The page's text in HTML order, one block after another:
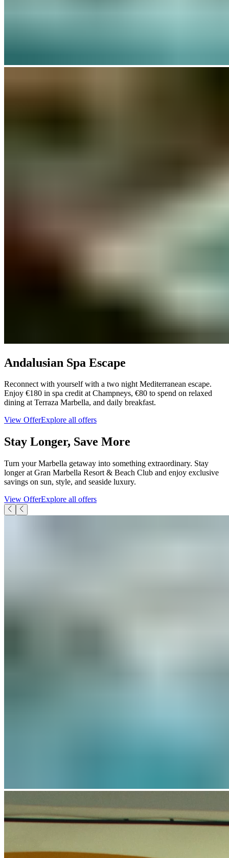
Andalusian Spa Escape​​​​‌ ‍ ​‍​‍‌‍ ‌ ​‍‌‍‍‌‌‍‌ ‌‍‍‌‌‍ ‍​‍​‍​ ‍‍​‍​‍‌ ​ ‌‍​‌‌‍ ‍‌‍‍‌‌ ‌​‌ ‍‌​‍ ‍‌‍‍‌‌‍ ​‍​‍​‍ ​​‍​‍‌‍‍​‌ ​‍‌‍‌‌‌‍‌‍​‍​‍​ ‍‍​‍​‍‌‍‍​‌ ‌​‌ ‌​‌ ​​‌ ​ ​ ‍‍​‍ ​‍ ‌‍ ​​‍ ‌‌‍​‌‌‍ ‍‌‍‌​​‍ ‌‌ ​‍​‍ ‌‌‍‍​‌‍ ‌ ‌​‌‍‌‌‌‍ ​‌ ​ ​‍ ‌‌ ​ ‌ ‌​‌ ‌‌‌‍‌​‌‍‍‌‌‍ ​‍ ‍‌ ‌‍‌‍‌‌‌ ​‍‌‍​ ‌‍‌‌‌‍ ​​‍ ‍‌‍​‌‌ ​​‌ ​​​‍ ‌‍‍‌‌‍ ‍‌ ‌​‌‍‌‌‌‍ ‍‌ ‌​​‍ ‌‍‌‌‌‍‌​‌‍‍‌‌ ‌​​‍ ‌‍ ‌‌‍ ‌‍‌​‌‍‌‌​ ‌‌ ​​‌ ​‍‌‍‌‌‌ ​ ‌‍‌‌‌‍ ‍‌ ‌​‌‍​‌‌ ‌​‌‍‍‌‌‍ ‌‍ ‍​ ‍ ‌‍‍‌‌‍‌​​ ‌‌‍​ ​ ‌ ​ ​ ​ ​‌​ ‍‌‌‍​‍‌‍​‌​ ‌‍​‍ ‌​ ‌‌​ ‌‍​ ‌ ‌‍​ ​‍ ‌​ ‌​​ ‌ ​ ‌‍‌‍​‌​‍ ‌​ ‍‌‌‍​‍​ ​‍​ ‌‌​‍ ‌‌‍‌‍​ ‍‌‌‍​‌​ ‍​​ ​‌​ ​‌​ ‍​​ ‍‌​ ‌‌​ ​‍​ ‌ ​ ‍‌​ ‍ ‌ ‌​‌ ‍‌‌ ​​‌‍‌‌​ ‌‌‍‍​‌‍ ‌ ‌​‌‍‌‌‌‍ ​‌‌​‍‌‍ ‌‍ ‌‍ ‌‌‌​ ‌ ‌‌‌‍‍‌‌ ‌​‌‍‌‌​ ‍ ‌ ​​‌‍​‌‌ ‌​‌‍‍​​ ‌‌ ​​‌‍​‌‌‍‌ ‌‍‌‌‌​​‍‌ ‌‌‌‍‍‌‌‍ ​‌‍‌​‌‍‌‌‌ ​‍​‍‌‌​ ‌‌‌​​‍‌‌ ‌‍‍ ‌‍‌‌‌ ‍‌​‍‌‌​ ​ ‌​‌​​‍‌‌​ ​ ‌​‌​​‍‌‌​ ​‍​ ​‍‌‍​ ​ ‌‍‌‍​‌‌‍​‍​ ‌‍‌‍​ ‌‍​ ‌‍​‍​ ‍‌​ ‌​‌‍​‍​ ‌‍​‍‌‌​ ​‍​ ​‍​‍‌‌​ ‌‌‌​‌​​‍ ‍‌‍‌‌‌‍ ‍‌ ‌​‌ ​‍‌‍‍‌‌‍‌‌‌ ​ ​‍‌‌​ ‌‌‌​​‍‌‌ ‌‍‍ ‌‍‌‌‌ ‍‌​‍‌‌​ ​ ‌​‌​​‍‌‌​ ​ ‌​‌​​‍‌‌​ ​‍​ ​‍‌‍‌‌​ ‌​​ ​​​ ‍​​ ​‍​ ‍​​ ​‍‌‍​‌​ ‌ ​ ‌ ‌‍​‌​ ​ ​‍‌‌​ ​‍​ ​‍​‍‌‌​ ‌‌‌​‌​​‍ ‍‌‍‍​‌‍‌‌‌‍​‌‌‍‌​‌‍‍‌‌‍ ‍‌‍‌ ​ ‌‍​‍‌‍​‌‌ ​ ‌‍‌‌‌‌‌‌‌ ​‍‌‍ ​​ ‌‌‍‍​‌ ‌​‌ ‌​‌ ​​‌ ​ ​‍‌‌​ ​ ‌​​‌​‍‌‌​ ​‍‌​‌‍​‍‌‌​ ​‍‌​‌‍‌‍ ​​‍ ‌‌‍​‌‌‍ ‍‌‍‌​​‍ ‌‌ ​‍​‍ ‌‌‍‍​‌‍ ‌ ‌​‌‍‌‌‌‍ ​‌ ​ ​‍ ‌‌ ​ ‌ ‌​‌ ‌‌‌‍‌​‌‍‍‌‌‍ ​‍ ‍‌ ‌‍‌‍‌‌‌ ​‍‌‍​ ‌‍‌‌‌‍ ​​‍ ‍‌‍​‌‌ ​​‌ ​​​‍‌‍‌‍‍‌‌‍‌​​ ‌‌‍​ ​ ‌ ​ ​ ​ ​‌​ ‍‌‌‍​‍‌‍​‌​ ‌‍​‍ ‌​ ‌‌​ ‌‍​ ‌ ‌‍​ ​‍ ‌​ ‌​​ ‌ ​ ‌‍‌‍​‌​‍ ‌​ ‍‌‌‍​‍​ ​‍​ ‌‌​‍ ‌‌‍‌‍​ ‍‌‌‍​‌​ ‍​​ ​‌​ ​‌​ ‍​​ ‍‌​ ‌‌​ ​‍​ ‌ ​ ‍‌​‍‌‍‌ ‌​‌ ‍‌‌ ​​‌‍‌‌​ ‌‌‍‍​‌‍ ‌ ‌​‌‍‌‌‌‍ ​‌‌​‍‌‍ ‌‍ ‌‍ ‌‌‌​ ‌ ‌‌‌‍‍‌‌ ‌​‌‍‌‌​‍‌‍‌ ​​‌‍​‌‌ ‌​‌‍‍​​ ‌‌ ​​‌‍​‌‌‍‌ ‌‍‌‌‌​​‍‌ ‌‌‌‍‍‌‌‍ ​‌‍‌​‌‍‌‌‌ ​‍​‍‌‌​ ‌‌‌​​‍‌‌ ‌‍‍ ‌‍‌‌‌ ‍‌​‍‌‌​ ​ ‌​‌​​‍‌‌​ ​ ‌​‌​​‍‌‌​ ​‍​ ​‍‌‍​ ​ ‌‍‌‍​‌‌‍​‍​ ‌‍‌‍​ ‌‍​ ‌‍​‍​ ‍‌​ ‌​‌‍​‍​ ‌‍​‍‌‌​ ​‍​ ​‍​‍‌‌​ ‌‌‌​‌​​‍ ‍‌‍‌‌‌‍ ‍‌ ‌​‌ ​‍‌‍‍‌‌‍‌‌‌ ​ ​‍‌‌​ ‌‌‌​​‍‌‌ ‌‍‍ ‌‍‌‌‌ ‍‌​‍‌‌​ ​ ‌​‌​​‍‌‌​ ​ ‌​‌​​‍‌‌​ ​‍​ ​‍‌‍‌‌​ ‌​​ ​​​ ‍​​ ​‍​ ‍​​ ​‍‌‍​‌​ ‌ ​ ‌ ‌‍​‌​ ​ ​‍‌‌​ ​‍​ ​‍​‍‌‌​ ‌‌‌​‌​​‍ ‍‌‍‍​‌‍‌‌‌‍​‌‌‍‌​‌‍‍‌‌‍ ‍‌‍‌ ​‍‌‍‌ ​​‌‍‌‌‌ ​‍‌ ​ ‌ ​​‌‍‌‌‌‍​ ‌ ‌​‌‍‍‌‌ ‌‍‌‍‌‌​ ‌‌ ​​‌ ‌‌‌‍​‍‌‍ ​‌‍‍‌‌ ​ ‌‍‍​‌‍‌‌‌‍‌​​‍​‍‌ ‌
Reconnect with yourself with a two night Mediterranean escape.
Enjoy €180 in spa credit at Champneys, €80 to spend on relaxed
dining at Terraza Marbella, and daily breakfast.​​​​‌ ‍ ​‍​‍‌‍ ‌ ​‍‌‍‍‌‌‍‌ ‌‍‍‌‌‍ ‍​‍​‍​ ‍‍​‍​‍‌ ​ ‌‍​‌‌‍ ‍‌‍‍‌‌ ‌​‌ ‍‌​‍ ‍‌‍‍‌‌‍ ​‍​‍​‍ ​​‍​‍‌‍‍​‌ ​‍‌‍‌‌‌‍‌‍​‍​‍​ ‍‍​‍​‍‌‍‍​‌ ‌​‌ ‌​‌ ​​‌ ​ ​ ‍‍​‍ ​‍ ‌‍ ​​‍ ‌‌‍​‌‌‍ ‍‌‍‌​​‍ ‌‌ ​‍​‍ ‌‌‍‍​‌‍ ‌ ‌​‌‍‌‌‌‍ ​‌ ​ ​‍ ‌‌ ​ ‌ ‌​‌ ‌‌‌‍‌​‌‍‍‌‌‍ ​‍ ‍‌ ‌‍‌‍‌‌‌ ​‍‌‍​ ‌‍‌‌‌‍ ​​‍ ‍‌‍​‌‌ ​​‌ ​​​‍ ‌‍‍‌‌‍ ‍‌ ‌​‌‍‌‌‌‍ ‍‌ ‌​​‍ ‌‍‌‌‌‍‌​‌‍‍‌‌ ‌​​‍ ‌‍ ‌‌‍ ‌‍‌​‌‍‌‌​ ‌‌ ​​‌ ​‍‌‍‌‌‌ ​ ‌‍‌‌‌‍ ‍‌ ‌​‌‍​‌‌ ‌​‌‍‍‌‌‍ ‌‍ ‍​ ‍ ‌‍‍‌‌‍‌​​ ‌‌‍​ ​ ‌ ​ ​ ​ ​‌​ ‍‌‌‍​‍‌‍​‌​ ‌‍​‍ ‌​ ‌‌​ ‌‍​ ‌ ‌‍​ ​‍ ‌​ ‌​​ ‌ ​ ‌‍‌‍​‌​‍ ‌​ ‍‌‌‍​‍​ ​‍​ ‌‌​‍ ‌‌‍‌‍​ ‍‌‌‍​‌​ ‍​​ ​‌​ ​‌​ ‍​​ ‍‌​ ‌‌​ ​‍​ ‌ ​ ‍‌​ ‍ ‌ ‌​‌ ‍‌‌ ​​‌‍‌‌​ ‌‌‍‍​‌‍ ‌ ‌​‌‍‌‌‌‍ ​‌‌​‍‌‍ ‌‍ ‌‍ ‌‌‌​ ‌ ‌‌‌‍‍‌‌ ‌​‌‍‌‌​ ‍ ‌ ​​‌‍​‌‌ ‌​‌‍‍​​ ‌‌ ​​‌‍​‌‌‍‌ ‌‍‌‌‌​​‍‌ ‌‌‌‍‍‌‌‍ ​‌‍‌​‌‍‌‌‌ ​‍​‍‌‌​ ‌‌‌​​‍‌‌ ‌‍‍ ‌‍‌‌‌ ‍‌​‍‌‌​ ​ ‌​‌​​‍‌‌​ ​ ‌​‌​​‍‌‌​ ​‍​ ​‍‌‍​ ​ ‌‍‌‍​‌‌‍​‍​ ‌‍‌‍​ ‌‍​ ‌‍​‍​ ‍‌​ ‌​‌‍​‍​ ‌‍​‍‌‌​ ​‍​ ​‍​‍‌‌​ ‌‌‌​‌​​‍ ‍‌‍‌‌‌‍ ‍‌ ‌​‌ ​‍‌‍‍‌‌‍‌‌‌ ​ ​‍‌‌​ ‌‌‌​​‍‌‌ ‌‍‍ ‌‍‌‌‌ ‍‌​‍‌‌​ ​ ‌​‌​​‍‌‌​ ​ ‌​‌​​‍‌‌​ ​‍​ ​‍‌‍‌‌​ ‌​​ ​​​ ‍​​ ​‍​ ‍​​ ​‍‌‍​‌​ ‌ ​ ‌ ‌‍​‌​ ​ ​‍‌‌​ ​‍​ ​‍​‍‌‌​ ‌‌‌​‌​​‍ ‍‌‍​‍‌‍ ‌‍‌​‌ ‍‌​ ‌‍​‍‌‍​‌‌ ​ ‌‍‌‌‌‌‌‌‌ ​‍‌‍ ​​ ‌‌‍‍​‌ ‌​‌ ‌​‌ ​​‌ ​ ​‍‌‌​ ​ ‌​​‌​‍‌‌​ ​‍‌​‌‍​‍‌‌​ ​‍‌​‌‍‌‍ ​​‍ ‌‌‍​‌‌‍ ‍‌‍‌​​‍ ‌‌ ​‍​‍ ‌‌‍‍​‌‍ ‌ ‌​‌‍‌‌‌‍ ​‌ ​ ​‍ ‌‌ ​ ‌ ‌​‌ ‌‌‌‍‌​‌‍‍‌‌‍ ​‍ ‍‌ ‌‍‌‍‌‌‌ ​‍‌‍​ ‌‍‌‌‌‍ ​​‍ ‍‌‍​‌‌ ​​‌ ​​​‍‌‍‌‍‍‌‌‍‌​​ ‌‌‍​ ​ ‌ ​ ​ ​ ​‌​ ‍‌‌‍​‍‌‍​‌​ ‌‍​‍ ‌​ ‌‌​ ‌‍​ ‌ ‌‍​ ​‍ ‌​ ‌​​ ‌ ​ ‌‍‌‍​‌​‍ ‌​ ‍‌‌‍​‍​ ​‍​ ‌‌​‍ ‌‌‍‌‍​ ‍‌‌‍​‌​ ‍​​ ​‌​ ​‌​ ‍​​ ‍‌​ ‌‌​ ​‍​ ‌ ​ ‍‌​‍‌‍‌ ‌​‌ ‍‌‌ ​​‌‍‌‌​ ‌‌‍‍​‌‍ ‌ ‌​‌‍‌‌‌‍ ​‌‌​‍‌‍ ‌‍ ‌‍ ‌‌‌​ ‌ ‌‌‌‍‍‌‌ ‌​‌‍‌‌​‍‌‍‌ ​​‌‍​‌‌ ‌​‌‍‍​​ ‌‌ ​​‌‍​‌‌‍‌ ‌‍‌‌‌​​‍‌ ‌‌‌‍‍‌‌‍ ​‌‍‌​‌‍‌‌‌ ​‍​‍‌‌​ ‌‌‌​​‍‌‌ ‌‍‍ ‌‍‌‌‌ ‍‌​‍‌‌​ ​ ‌​‌​​‍‌‌​ ​ ‌​‌​​‍‌‌​ ​‍​ ​‍‌‍​ ​ ‌‍‌‍​‌‌‍​‍​ ‌‍‌‍​ ‌‍​ ‌‍​‍​ ‍‌​ ‌​‌‍​‍​ ‌‍​‍‌‌​ ​‍​ ​‍​‍‌‌​ ‌‌‌​‌​​‍ ‍‌‍‌‌‌‍ ‍‌ ‌​‌ ​‍‌‍‍‌‌‍‌‌‌ ​ ​‍‌‌​ ‌‌‌​​‍‌‌ ‌‍‍ ‌‍‌‌‌ ‍‌​‍‌‌​ ​ ‌​‌​​‍‌‌​ ​ ‌​‌​​‍‌‌​ ​‍​ ​‍‌‍‌‌​ ‌​​ ​​​ ‍​​ ​‍​ ‍​​ ​‍‌‍​‌​ ‌ ​ ‌ ‌‍​‌​ ​ ​‍‌‌​ ​‍​ ​‍​‍‌‌​ ‌‌‌​‌​​‍ ‍‌‍​‍‌‍ ‌‍‌​‌ ‍‌​‍‌‍‌ ​​‌‍‌‌‌ ​‍‌ ​ ‌ ​​‌‍‌‌‌‍​ ‌ ‌​‌‍‍‌‌ ‌‍‌‍‌‌​ ‌‌ ​​‌ ‌‌‌‍​‍‌‍ ​‌‍‍‌‌ ​ ‌‍‍​‌‍‌‌‌‍‌​​‍​‍‌ ‌
View Offer​​​​‌ ‍ ​‍​‍‌‍ ‌ ​‍‌‍‍‌‌‍‌ ‌‍‍‌‌‍ ‍​‍​‍​ ‍‍​‍​‍‌ ​ ‌‍​‌‌‍ ‍‌‍‍‌‌ ‌​‌ ‍‌​‍ ‍‌‍‍‌‌‍ ​‍​‍​‍ ​​‍​‍‌‍‍​‌ ​‍‌‍‌‌‌‍‌‍​‍​‍​ ‍‍​‍​‍‌‍‍​‌ ‌​‌ ‌​‌ ​​‌ ​ ​ ‍‍​‍ ​‍ ‌‍ ​​‍ ‌‌‍​‌‌‍ ‍‌‍‌​​‍ ‌‌ ​‍​‍ ‌‌‍‍​‌‍ ‌ ‌​‌‍‌‌‌‍ ​‌ ​ ​‍ ‌‌ ​ ‌ ‌​‌ ‌‌‌‍‌​‌‍‍‌‌‍ ​‍ ‍‌ ‌‍‌‍‌‌‌ ​‍‌‍​ ‌‍‌‌‌‍ ​​‍ ‍‌‍​‌‌ ​​‌ ​​​‍ ‌‍‍‌‌‍ ‍‌ ‌​‌‍‌‌‌‍ ‍‌ ‌​​‍ ‌‍‌‌‌‍‌​‌‍‍‌‌ ‌​​‍ ‌‍ ‌‌‍ ‌‍‌​‌‍‌‌​ ‌‌ ​​‌ ​‍‌‍‌‌‌ ​ ‌‍‌‌‌‍ ‍‌ ‌​‌‍​‌‌ ‌​‌‍‍‌‌‍ ‌‍ ‍​ ‍ ‌‍‍‌‌‍‌​​ ‌‌‍​ ​ ‌ ​ ​ ​ ​‌​ ‍‌‌‍​‍‌‍​‌​ ‌‍​‍ ‌​ ‌‌​ ‌‍​ ‌ ‌‍​ ​‍ ‌​ ‌​​ ‌ ​ ‌‍‌‍​‌​‍ ‌​ ‍‌‌‍​‍​ ​‍​ ‌‌​‍ ‌‌‍‌‍​ ‍‌‌‍​‌​ ‍​​ ​‌​ ​‌​ ‍​​ ‍‌​ ‌‌​ ​‍​ ‌ ​ ‍‌​ ‍ ‌ ‌​‌ ‍‌‌ ​​‌‍‌‌​ ‌‌‍‍​‌‍ ‌ ‌​‌‍‌‌‌‍ ​‌‌​‍‌‍ ‌‍ ‌‍ ‌‌‌​ ‌ ‌‌‌‍‍‌‌ ‌​‌‍‌‌​ ‍ ‌ ​​‌‍​‌‌ ‌​‌‍‍​​ ‌‌ ​​‌‍​‌‌‍‌ ‌‍‌‌‌​​‍‌ ‌‌‌‍‍‌‌‍ ​‌‍‌​‌‍‌‌‌ ​‍​‍‌‌​ ‌‌‌​​‍‌‌ ‌‍‍ ‌‍‌‌‌ ‍‌​‍‌‌​ ​ ‌​‌​​‍‌‌​ ​ ‌​‌​​‍‌‌​ ​‍​ ​‍‌‍​ ​ ‌‍‌‍​‌‌‍​‍​ ‌‍‌‍​ ‌‍​ ‌‍​‍​ ‍‌​ ‌​‌‍​‍​ ‌‍​‍‌‌​ ​‍​ ​‍​‍‌‌​ ‌‌‌​‌​​‍ ‍‌‍‌‌‌‍ ‍‌ ‌​‌ ​‍‌‍‍‌‌‍‌‌‌ ​ ​‍‌‌​ ‌‌‌​​‍‌‌ ‌‍‍ ‌‍‌‌‌ ‍‌​‍‌‌​ ​ ‌​‌​​‍‌‌​ ​ ‌​‌​​‍‌‌​ ​‍​ ​‍‌‍‌‌​ ‌​​ ​​​ ‍​​ ​‍​ ‍​​ ​‍‌‍​‌​ ‌ ​ ‌ ‌‍​‌​ ​ ​‍‌‌​ ​‍​ ​‍​‍‌‌​ ‌‌‌​‌​​‍ ‍‌ ​​‌ ​‍‌‍‍‌‌‍ ‌‌‍​‌‌ ​‍‌ ‍‌‌​​ ‌ ‌​‌‍​‌​‍ ‍‌‍ ​‌‍​‌‌‍​‍‌‍‌‌‌‍ ​​ ‌‍​‍‌‍​‌‌ ​ ‌‍‌‌‌‌‌‌‌ ​‍‌‍ ​​ ‌‌‍‍​‌ ‌​‌ ‌​‌ ​​‌ ​ ​‍‌‌​ ​ ‌​​‌​‍‌‌​ ​‍‌​‌‍​‍‌‌​ ​‍‌​‌‍‌‍ ​​‍ ‌‌‍​‌‌‍ ‍‌‍‌​​‍ ‌‌ ​‍​‍ ‌‌‍‍​‌‍ ‌ ‌​‌‍‌‌‌‍ ​‌ ​ ​‍ ‌‌ ​ ‌ ‌​‌ ‌‌‌‍‌​‌‍‍‌‌‍ ​‍ ‍‌ ‌‍‌‍‌‌‌ ​‍‌‍​ ‌‍‌‌‌‍ ​​‍ ‍‌‍​‌‌ ​​‌ ​​​‍‌‍‌‍‍‌‌‍‌​​ ‌‌‍​ ​ ‌ ​ ​ ​ ​‌​ ‍‌‌‍​‍‌‍​‌​ ‌‍​‍ ‌​ ‌‌​ ‌‍​ ‌ ‌‍​ ​‍ ‌​ ‌​​ ‌ ​ ‌‍‌‍​‌​‍ ‌​ ‍‌‌‍​‍​ ​‍​ ‌‌​‍ ‌‌‍‌‍​ ‍‌‌‍​‌​ ‍​​ ​‌​ ​‌​ ‍​​ ‍‌​ ‌‌​ ​‍​ ‌ ​ ‍‌​‍‌‍‌ ‌​‌ ‍‌‌ ​​‌‍‌‌​ ‌‌‍‍​‌‍ ‌ ‌​‌‍‌‌‌‍ ​‌‌​‍‌‍ ‌‍ ‌‍ ‌‌‌​ ‌ ‌‌‌‍‍‌‌ ‌​‌‍‌‌​‍‌‍‌ ​​‌‍​‌‌ ‌​‌‍‍​​ ‌‌ ​​‌‍​‌‌‍‌ ‌‍‌‌‌​​‍‌ ‌‌‌‍‍‌‌‍ ​‌‍‌​‌‍‌‌‌ ​‍​‍‌‌​ ‌‌‌​​‍‌‌ ‌‍‍ ‌‍‌‌‌ ‍‌​‍‌‌​ ​ ‌​‌​​‍‌‌​ ​ ‌​‌​​‍‌‌​ ​‍​ ​‍‌‍​ ​ ‌‍‌‍​‌‌‍​‍​ ‌‍‌‍​ ‌‍​ ‌‍​‍​ ‍‌​ ‌​‌‍​‍​ ‌‍​‍‌‌​ ​‍​ ​‍​‍‌‌​ ‌‌‌​‌​​‍ ‍‌‍‌‌‌‍ ‍‌ ‌​‌ ​‍‌‍‍‌‌‍‌‌‌ ​ ​‍‌‌​ ‌‌‌​​‍‌‌ ‌‍‍ ‌‍‌‌‌ ‍‌​‍‌‌​ ​ ‌​‌​​‍‌‌​ ​ ‌​‌​​‍‌‌​ ​‍​ ​‍‌‍‌‌​ ‌​​ ​​​ ‍​​ ​‍​ ‍​​ ​‍‌‍​‌​ ‌ ​ ‌ ‌‍​‌​ ​ ​‍‌‌​ ​‍​ ​‍​‍‌‌​ ‌‌‌​‌​​‍ ‍‌ ​​‌ ​‍‌‍‍‌‌‍ ‌‌‍​‌‌ ​‍‌ ‍‌‌​​ ‌ ‌​‌‍​‌​‍ ‍‌‍ ​‌‍​‌‌‍​‍‌‍‌‌‌‍ ​​‍‌‍‌ ​​‌‍‌‌‌ ​‍‌ ​ ‌ ​​‌‍‌‌‌‍​ ‌ ‌​‌‍‍‌‌ ‌‍‌‍‌‌​ ‌‌ ​​‌ ‌‌‌‍​‍‌‍ ​‌‍‍‌‌ ​ ‌‍‍​‌‍‌‌‌‍‌​​‍​‍‌ ‌Explore all offers​​​​‌ ‍ ​‍​‍‌‍ ‌ ​‍‌‍‍‌‌‍‌ ‌‍‍‌‌‍ ‍​‍​‍​ ‍‍​‍​‍‌ ​ ‌‍​‌‌‍ ‍‌‍‍‌‌ ‌​‌ ‍‌​‍ ‍‌‍‍‌‌‍ ​‍​‍​‍ ​​‍​‍‌‍‍​‌ ​‍‌‍‌‌‌‍‌‍​‍​‍​ ‍‍​‍​‍‌‍‍​‌ ‌​‌ ‌​‌ ​​‌ ​ ​ ‍‍​‍ ​‍ ‌‍ ​​‍ ‌‌‍​‌‌‍ ‍‌‍‌​​‍ ‌‌ ​‍​‍ ‌‌‍‍​‌‍ ‌ ‌​‌‍‌‌‌‍ ​‌ ​ ​‍ ‌‌ ​ ‌ ‌​‌ ‌‌‌‍‌​‌‍‍‌‌‍ ​‍ ‍‌ ‌‍‌‍‌‌‌ ​‍‌‍​ ‌‍‌‌‌‍ ​​‍ ‍‌‍​‌‌ ​​‌ ​​​‍ ‌‍‍‌‌‍ ‍‌ ‌​‌‍‌‌‌‍ ‍‌ ‌​​‍ ‌‍‌‌‌‍‌​‌‍‍‌‌ ‌​​‍ ‌‍ ‌‌‍ ‌‍‌​‌‍‌‌​ ‌‌ ​​‌ ​‍‌‍‌‌‌ ​ ‌‍‌‌‌‍ ‍‌ ‌​‌‍​‌‌ ‌​‌‍‍‌‌‍ ‌‍ ‍​ ‍ ‌‍‍‌‌‍‌​​ ‌‌‍​ ​ ‌ ​ ​ ​ ​‌​ ‍‌‌‍​‍‌‍​‌​ ‌‍​‍ ‌​ ‌‌​ ‌‍​ ‌ ‌‍​ ​‍ ‌​ ‌​​ ‌ ​ ‌‍‌‍​‌​‍ ‌​ ‍‌‌‍​‍​ ​‍​ ‌‌​‍ ‌‌‍‌‍​ ‍‌‌‍​‌​ ‍​​ ​‌​ ​‌​ ‍​​ ‍‌​ ‌‌​ ​‍​ ‌ ​ ‍‌​ ‍ ‌ ‌​‌ ‍‌‌ ​​‌‍‌‌​ ‌‌‍‍​‌‍ ‌ ‌​‌‍‌‌‌‍ ​‌‌​‍‌‍ ‌‍ ‌‍ ‌‌‌​ ‌ ‌‌‌‍‍‌‌ ‌​‌‍‌‌​ ‍ ‌ ​​‌‍​‌‌ ‌​‌‍‍​​ ‌‌ ​​‌‍​‌‌‍‌ ‌‍‌‌‌​​‍‌ ‌‌‌‍‍‌‌‍ ​‌‍‌​‌‍‌‌‌ ​‍​‍‌‌​ ‌‌‌​​‍‌‌ ‌‍‍ ‌‍‌‌‌ ‍‌​‍‌‌​ ​ ‌​‌​​‍‌‌​ ​ ‌​‌​​‍‌‌​ ​‍​ ​‍‌‍​ ​ ‌‍‌‍​‌‌‍​‍​ ‌‍‌‍​ ‌‍​ ‌‍​‍​ ‍‌​ ‌​‌‍​‍​ ‌‍​‍‌‌​ ​‍​ ​‍​‍‌‌​ ‌‌‌​‌​​‍ ‍‌‍‌‌‌‍ ‍‌ ‌​‌ ​‍‌‍‍‌‌‍‌‌‌ ​ ​‍‌‌​ ‌‌‌​​‍‌‌ ‌‍‍ ‌‍‌‌‌ ‍‌​‍‌‌​ ​ ‌​‌​​‍‌‌​ ​ ‌​‌​​‍‌‌​ ​‍​ ​‍‌‍‌‌​ ‌​​ ​​​ ‍​​ ​‍​ ‍​​ ​‍‌‍​‌​ ‌ ​ ‌ ‌‍​‌​ ​ ​‍‌‌​ ​‍​ ​‍​‍‌‌​ ‌‌‌​‌​​‍ ‍‌ ​ ‌‍‌‌‌‍​ ‌‍ ‌‍ ‍‌‍‌​‌‍​‌‌ ​‍‌ ‍‌‌​​ ‌ ‌​‌‍​‌​‍ ‍‌‍ ​‌‍​‌‌‍​‍‌‍‌‌‌‍ ​​ ‌‍​‍‌‍​‌‌ ​ ‌‍‌‌‌‌‌‌‌ ​‍‌‍ ​​ ‌‌‍‍​‌ ‌​‌ ‌​‌ ​​‌ ​ ​‍‌‌​ ​ ‌​​‌​‍‌‌​ ​‍‌​‌‍​‍‌‌​ ​‍‌​‌‍‌‍ ​​‍ ‌‌‍​‌‌‍ ‍‌‍‌​​‍ ‌‌ ​‍​‍ ‌‌‍‍​‌‍ ‌ ‌​‌‍‌‌‌‍ ​‌ ​ ​‍ ‌‌ ​ ‌ ‌​‌ ‌‌‌‍‌​‌‍‍‌‌‍ ​‍ ‍‌ ‌‍‌‍‌‌‌ ​‍‌‍​ ‌‍‌‌‌‍ ​​‍ ‍‌‍​‌‌ ​​‌ ​​​‍‌‍‌‍‍‌‌‍‌​​ ‌‌‍​ ​ ‌ ​ ​ ​ ​‌​ ‍‌‌‍​‍‌‍​‌​ ‌‍​‍ ‌​ ‌‌​ ‌‍​ ‌ ‌‍​ ​‍ ‌​ ‌​​ ‌ ​ ‌‍‌‍​‌​‍ ‌​ ‍‌‌‍​‍​ ​‍​ ‌‌​‍ ‌‌‍‌‍​ ‍‌‌‍​‌​ ‍​​ ​‌​ ​‌​ ‍​​ ‍‌​ ‌‌​ ​‍​ ‌ ​ ‍‌​‍‌‍‌ ‌​‌ ‍‌‌ ​​‌‍‌‌​ ‌‌‍‍​‌‍ ‌ ‌​‌‍‌‌‌‍ ​‌‌​‍‌‍ ‌‍ ‌‍ ‌‌‌​ ‌ ‌‌‌‍‍‌‌ ‌​‌‍‌‌​‍‌‍‌ ​​‌‍​‌‌ ‌​‌‍‍​​ ‌‌ ​​‌‍​‌‌‍‌ ‌‍‌‌‌​​‍‌ ‌‌‌‍‍‌‌‍ ​‌‍‌​‌‍‌‌‌ ​‍​‍‌‌​ ‌‌‌​​‍‌‌ ‌‍‍ ‌‍‌‌‌ ‍‌​‍‌‌​ ​ ‌​‌​​‍‌‌​ ​ ‌​‌​​‍‌‌​ ​‍​ ​‍‌‍​ ​ ‌‍‌‍​‌‌‍​‍​ ‌‍‌‍​ ‌‍​ ‌‍​‍​ ‍‌​ ‌​‌‍​‍​ ‌‍​‍‌‌​ ​‍​ ​‍​‍‌‌​ ‌‌‌​‌​​‍ ‍‌‍‌‌‌‍ ‍‌ ‌​‌ ​‍‌‍‍‌‌‍‌‌‌ ​ ​‍‌‌​ ‌‌‌​​‍‌‌ ‌‍‍ ‌‍‌‌‌ ‍‌​‍‌‌​ ​ ‌​‌​​‍‌‌​ ​ ‌​‌​​‍‌‌​ ​‍​ ​‍‌‍‌‌​ ‌​​ ​​​ ‍​​ ​‍​ ‍​​ ​‍‌‍​‌​ ‌ ​ ‌ ‌‍​‌​ ​ ​‍‌‌​ ​‍​ ​‍​‍‌‌​ ‌‌‌​‌​​‍ ‍‌ ​ ‌‍‌‌‌‍​ ‌‍ ‌‍ ‍‌‍‌​‌‍​‌‌ ​‍‌ ‍‌‌​​ ‌ ‌​‌‍​‌​‍ ‍‌‍ ​‌‍​‌‌‍​‍‌‍‌‌‌‍ ​​‍‌‍‌ ​​‌‍‌‌‌ ​‍‌ ​ ‌ ​​‌‍‌‌‌‍​ ‌ ‌​‌‍‍‌‌ ‌‍‌‍‌‌​ ‌‌ ​​‌ ‌‌‌‍​‍‌‍ ​‌‍‍‌‌ ​ ‌‍‍​‌‍‌‌‌‍‌​​‍​‍‌ ‌
Stay Longer, Save More​​​​‌ ‍ ​‍​‍‌‍ ‌ ​‍‌‍‍‌‌‍‌ ‌‍‍‌‌‍ ‍​‍​‍​ ‍‍​‍​‍‌ ​ ‌‍​‌‌‍ ‍‌‍‍‌‌ ‌​‌ ‍‌​‍ ‍‌‍‍‌‌‍ ​‍​‍​‍ ​​‍​‍‌‍‍​‌ ​‍‌‍‌‌‌‍‌‍​‍​‍​ ‍‍​‍​‍‌‍‍​‌ ‌​‌ ‌​‌ ​​‌ ​ ​ ‍‍​‍ ​‍ ‌‍ ​​‍ ‌‌‍​‌‌‍ ‍‌‍‌​​‍ ‌‌ ​‍​‍ ‌‌‍‍​‌‍ ‌ ‌​‌‍‌‌‌‍ ​‌ ​ ​‍ ‌‌ ​ ‌ ‌​‌ ‌‌‌‍‌​‌‍‍‌‌‍ ​‍ ‍‌ ‌‍‌‍‌‌‌ ​‍‌‍​ ‌‍‌‌‌‍ ​​‍ ‍‌‍​‌‌ ​​‌ ​​​‍ ‌‍‍‌‌‍ ‍‌ ‌​‌‍‌‌‌‍ ‍‌ ‌​​‍ ‌‍‌‌‌‍‌​‌‍‍‌‌ ‌​​‍ ‌‍ ‌‌‍ ‌‍‌​‌‍‌‌​ ‌‌ ​​‌ ​‍‌‍‌‌‌ ​ ‌‍‌‌‌‍ ‍‌ ‌​‌‍​‌‌ ‌​‌‍‍‌‌‍ ‌‍ ‍​ ‍ ‌‍‍‌‌‍‌​​ ‌‌‍​ ​ ‌ ​ ​ ​ ​‌​ ‍‌‌‍​‍‌‍​‌​ ‌‍​‍ ‌​ ‌‌​ ‌‍​ ‌ ‌‍​ ​‍ ‌​ ‌​​ ‌ ​ ‌‍‌‍​‌​‍ ‌​ ‍‌‌‍​‍​ ​‍​ ‌‌​‍ ‌‌‍‌‍​ ‍‌‌‍​‌​ ‍​​ ​‌​ ​‌​ ‍​​ ‍‌​ ‌‌​ ​‍​ ‌ ​ ‍‌​ ‍ ‌ ‌​‌ ‍‌‌ ​​‌‍‌‌​ ‌‌‍‍​‌‍ ‌ ‌​‌‍‌‌‌‍ ​‌‌​‍‌‍ ‌‍ ‌‍ ‌‌‌​ ‌ ‌‌‌‍‍‌‌ ‌​‌‍‌‌​ ‍ ‌ ​​‌‍​‌‌ ‌​‌‍‍​​ ‌‌ ​​‌‍​‌‌‍‌ ‌‍‌‌‌​​‍‌ ‌‌‌‍‍‌‌‍ ​‌‍‌​‌‍‌‌‌ ​‍​‍‌‌​ ‌‌‌​​‍‌‌ ‌‍‍ ‌‍‌‌‌ ‍‌​‍‌‌​ ​ ‌​‌​​‍‌‌​ ​ ‌​‌​​‍‌‌​ ​‍​ ​‍‌‍​ ​ ‌‍‌‍​‌‌‍​‍​ ‌‍‌‍​ ‌‍​ ‌‍​‍​ ‍‌​ ‌​‌‍​‍​ ‌‍​‍‌‌​ ​‍​ ​‍​‍‌‌​ ‌‌‌​‌​​‍ ‍‌‍‌‌‌‍ ‍‌ ‌​‌ ​‍‌‍‍‌‌‍‌‌‌ ​ ​‍‌‌​ ‌‌‌​​‍‌‌ ‌‍‍ ‌‍‌‌‌ ‍‌​‍‌‌​ ​ ‌​‌​​‍‌‌​ ​ ‌​‌​​‍‌‌​ ​‍​ ​‍‌‍‌​​ ​ ​ ‍​‌‍​‍‌‍​‌‌‍​ ​ ​‌‌‍​ ​ ​​​ ‌​​ ‌‍‌‍‌​​‍‌‌​ ​‍​ ​‍​‍‌‌​ ‌‌‌​‌​​‍ ‍‌‍‍​‌‍‌‌‌‍​‌‌‍‌​‌‍‍‌‌‍ ‍‌‍‌ ​ ‌‍​‍‌‍​‌‌ ​ ‌‍‌‌‌‌‌‌‌ ​‍‌‍ ​​ ‌‌‍‍​‌ ‌​‌ ‌​‌ ​​‌ ​ ​‍‌‌​ ​ ‌​​‌​‍‌‌​ ​‍‌​‌‍​‍‌‌​ ​‍‌​‌‍‌‍ ​​‍ ‌‌‍​‌‌‍ ‍‌‍‌​​‍ ‌‌ ​‍​‍ ‌‌‍‍​‌‍ ‌ ‌​‌‍‌‌‌‍ ​‌ ​ ​‍ ‌‌ ​ ‌ ‌​‌ ‌‌‌‍‌​‌‍‍‌‌‍ ​‍ ‍‌ ‌‍‌‍‌‌‌ ​‍‌‍​ ‌‍‌‌‌‍ ​​‍ ‍‌‍​‌‌ ​​‌ ​​​‍‌‍‌‍‍‌‌‍‌​​ ‌‌‍​ ​ ‌ ​ ​ ​ ​‌​ ‍‌‌‍​‍‌‍​‌​ ‌‍​‍ ‌​ ‌‌​ ‌‍​ ‌ ‌‍​ ​‍ ‌​ ‌​​ ‌ ​ ‌‍‌‍​‌​‍ ‌​ ‍‌‌‍​‍​ ​‍​ ‌‌​‍ ‌‌‍‌‍​ ‍‌‌‍​‌​ ‍​​ ​‌​ ​‌​ ‍​​ ‍‌​ ‌‌​ ​‍​ ‌ ​ ‍‌​‍‌‍‌ ‌​‌ ‍‌‌ ​​‌‍‌‌​ ‌‌‍‍​‌‍ ‌ ‌​‌‍‌‌‌‍ ​‌‌​‍‌‍ ‌‍ ‌‍ ‌‌‌​ ‌ ‌‌‌‍‍‌‌ ‌​‌‍‌‌​‍‌‍‌ ​​‌‍​‌‌ ‌​‌‍‍​​ ‌‌ ​​‌‍​‌‌‍‌ ‌‍‌‌‌​​‍‌ ‌‌‌‍‍‌‌‍ ​‌‍‌​‌‍‌‌‌ ​‍​‍‌‌​ ‌‌‌​​‍‌‌ ‌‍‍ ‌‍‌‌‌ ‍‌​‍‌‌​ ​ ‌​‌​​‍‌‌​ ​ ‌​‌​​‍‌‌​ ​‍​ ​‍‌‍​ ​ ‌‍‌‍​‌‌‍​‍​ ‌‍‌‍​ ‌‍​ ‌‍​‍​ ‍‌​ ‌​‌‍​‍​ ‌‍​‍‌‌​ ​‍​ ​‍​‍‌‌​ ‌‌‌​‌​​‍ ‍‌‍‌‌‌‍ ‍‌ ‌​‌ ​‍‌‍‍‌‌‍‌‌‌ ​ ​‍‌‌​ ‌‌‌​​‍‌‌ ‌‍‍ ‌‍‌‌‌ ‍‌​‍‌‌​ ​ ‌​‌​​‍‌‌​ ​ ‌​‌​​‍‌‌​ ​‍​ ​‍‌‍‌​​ ​ ​ ‍​‌‍​‍‌‍​‌‌‍​ ​ ​‌‌‍​ ​ ​​​ ‌​​ ‌‍‌‍‌​​‍‌‌​ ​‍​ ​‍​‍‌‌​ ‌‌‌​‌​​‍ ‍‌‍‍​‌‍‌‌‌‍​‌‌‍‌​‌‍‍‌‌‍ ‍‌‍‌ ​‍‌‍‌ ​​‌‍‌‌‌ ​‍‌ ​ ‌ ​​‌‍‌‌‌‍​ ‌ ‌​‌‍‍‌‌ ‌‍‌‍‌‌​ ‌‌ ​​‌ ‌‌‌‍​‍‌‍ ​‌‍‍‌‌ ​ ‌‍‍​‌‍‌‌‌‍‌​​‍​‍‌ ‌
Turn your Marbella getaway into something extraordinary. Stay
longer at Gran Marbella Resort & Beach Club and enjoy exclusive
savings on sun, style, and seaside luxury.​​​​‌ ‍ ​‍​‍‌‍ ‌ ​‍‌‍‍‌‌‍‌ ‌‍‍‌‌‍ ‍​‍​‍​ ‍‍​‍​‍‌ ​ ‌‍​‌‌‍ ‍‌‍‍‌‌ ‌​‌ ‍‌​‍ ‍‌‍‍‌‌‍ ​‍​‍​‍ ​​‍​‍‌‍‍​‌ ​‍‌‍‌‌‌‍‌‍​‍​‍​ ‍‍​‍​‍‌‍‍​‌ ‌​‌ ‌​‌ ​​‌ ​ ​ ‍‍​‍ ​‍ ‌‍ ​​‍ ‌‌‍​‌‌‍ ‍‌‍‌​​‍ ‌‌ ​‍​‍ ‌‌‍‍​‌‍ ‌ ‌​‌‍‌‌‌‍ ​‌ ​ ​‍ ‌‌ ​ ‌ ‌​‌ ‌‌‌‍‌​‌‍‍‌‌‍ ​‍ ‍‌ ‌‍‌‍‌‌‌ ​‍‌‍​ ‌‍‌‌‌‍ ​​‍ ‍‌‍​‌‌ ​​‌ ​​​‍ ‌‍‍‌‌‍ ‍‌ ‌​‌‍‌‌‌‍ ‍‌ ‌​​‍ ‌‍‌‌‌‍‌​‌‍‍‌‌ ‌​​‍ ‌‍ ‌‌‍ ‌‍‌​‌‍‌‌​ ‌‌ ​​‌ ​‍‌‍‌‌‌ ​ ‌‍‌‌‌‍ ‍‌ ‌​‌‍​‌‌ ‌​‌‍‍‌‌‍ ‌‍ ‍​ ‍ ‌‍‍‌‌‍‌​​ ‌‌‍​ ​ ‌ ​ ​ ​ ​‌​ ‍‌‌‍​‍‌‍​‌​ ‌‍​‍ ‌​ ‌‌​ ‌‍​ ‌ ‌‍​ ​‍ ‌​ ‌​​ ‌ ​ ‌‍‌‍​‌​‍ ‌​ ‍‌‌‍​‍​ ​‍​ ‌‌​‍ ‌‌‍‌‍​ ‍‌‌‍​‌​ ‍​​ ​‌​ ​‌​ ‍​​ ‍‌​ ‌‌​ ​‍​ ‌ ​ ‍‌​ ‍ ‌ ‌​‌ ‍‌‌ ​​‌‍‌‌​ ‌‌‍‍​‌‍ ‌ ‌​‌‍‌‌‌‍ ​‌‌​‍‌‍ ‌‍ ‌‍ ‌‌‌​ ‌ ‌‌‌‍‍‌‌ ‌​‌‍‌‌​ ‍ ‌ ​​‌‍​‌‌ ‌​‌‍‍​​ ‌‌ ​​‌‍​‌‌‍‌ ‌‍‌‌‌​​‍‌ ‌‌‌‍‍‌‌‍ ​‌‍‌​‌‍‌‌‌ ​‍​‍‌‌​ ‌‌‌​​‍‌‌ ‌‍‍ ‌‍‌‌‌ ‍‌​‍‌‌​ ​ ‌​‌​​‍‌‌​ ​ ‌​‌​​‍‌‌​ ​‍​ ​‍‌‍​ ​ ‌‍‌‍​‌‌‍​‍​ ‌‍‌‍​ ‌‍​ ‌‍​‍​ ‍‌​ ‌​‌‍​‍​ ‌‍​‍‌‌​ ​‍​ ​‍​‍‌‌​ ‌‌‌​‌​​‍ ‍‌‍‌‌‌‍ ‍‌ ‌​‌ ​‍‌‍‍‌‌‍‌‌‌ ​ ​‍‌‌​ ‌‌‌​​‍‌‌ ‌‍‍ ‌‍‌‌‌ ‍‌​‍‌‌​ ​ ‌​‌​​‍‌‌​ ​ ‌​‌​​‍‌‌​ ​‍​ ​‍‌‍‌​​ ​ ​ ‍​‌‍​‍‌‍​‌‌‍​ ​ ​‌‌‍​ ​ ​​​ ‌​​ ‌‍‌‍‌​​‍‌‌​ ​‍​ ​‍​‍‌‌​ ‌‌‌​‌​​‍ ‍‌‍​‍‌‍ ‌‍‌​‌ ‍‌​ ‌‍​‍‌‍​‌‌ ​ ‌‍‌‌‌‌‌‌‌ ​‍‌‍ ​​ ‌‌‍‍​‌ ‌​‌ ‌​‌ ​​‌ ​ ​‍‌‌​ ​ ‌​​‌​‍‌‌​ ​‍‌​‌‍​‍‌‌​ ​‍‌​‌‍‌‍ ​​‍ ‌‌‍​‌‌‍ ‍‌‍‌​​‍ ‌‌ ​‍​‍ ‌‌‍‍​‌‍ ‌ ‌​‌‍‌‌‌‍ ​‌ ​ ​‍ ‌‌ ​ ‌ ‌​‌ ‌‌‌‍‌​‌‍‍‌‌‍ ​‍ ‍‌ ‌‍‌‍‌‌‌ ​‍‌‍​ ‌‍‌‌‌‍ ​​‍ ‍‌‍​‌‌ ​​‌ ​​​‍‌‍‌‍‍‌‌‍‌​​ ‌‌‍​ ​ ‌ ​ ​ ​ ​‌​ ‍‌‌‍​‍‌‍​‌​ ‌‍​‍ ‌​ ‌‌​ ‌‍​ ‌ ‌‍​ ​‍ ‌​ ‌​​ ‌ ​ ‌‍‌‍​‌​‍ ‌​ ‍‌‌‍​‍​ ​‍​ ‌‌​‍ ‌‌‍‌‍​ ‍‌‌‍​‌​ ‍​​ ​‌​ ​‌​ ‍​​ ‍‌​ ‌‌​ ​‍​ ‌ ​ ‍‌​‍‌‍‌ ‌​‌ ‍‌‌ ​​‌‍‌‌​ ‌‌‍‍​‌‍ ‌ ‌​‌‍‌‌‌‍ ​‌‌​‍‌‍ ‌‍ ‌‍ ‌‌‌​ ‌ ‌‌‌‍‍‌‌ ‌​‌‍‌‌​‍‌‍‌ ​​‌‍​‌‌ ‌​‌‍‍​​ ‌‌ ​​‌‍​‌‌‍‌ ‌‍‌‌‌​​‍‌ ‌‌‌‍‍‌‌‍ ​‌‍‌​‌‍‌‌‌ ​‍​‍‌‌​ ‌‌‌​​‍‌‌ ‌‍‍ ‌‍‌‌‌ ‍‌​‍‌‌​ ​ ‌​‌​​‍‌‌​ ​ ‌​‌​​‍‌‌​ ​‍​ ​‍‌‍​ ​ ‌‍‌‍​‌‌‍​‍​ ‌‍‌‍​ ‌‍​ ‌‍​‍​ ‍‌​ ‌​‌‍​‍​ ‌‍​‍‌‌​ ​‍​ ​‍​‍‌‌​ ‌‌‌​‌​​‍ ‍‌‍‌‌‌‍ ‍‌ ‌​‌ ​‍‌‍‍‌‌‍‌‌‌ ​ ​‍‌‌​ ‌‌‌​​‍‌‌ ‌‍‍ ‌‍‌‌‌ ‍‌​‍‌‌​ ​ ‌​‌​​‍‌‌​ ​ ‌​‌​​‍‌‌​ ​‍​ ​‍‌‍‌​​ ​ ​ ‍​‌‍​‍‌‍​‌‌‍​ ​ ​‌‌‍​ ​ ​​​ ‌​​ ‌‍‌‍‌​​‍‌‌​ ​‍​ ​‍​‍‌‌​ ‌‌‌​‌​​‍ ‍‌‍​‍‌‍ ‌‍‌​‌ ‍‌​‍‌‍‌ ​​‌‍‌‌‌ ​‍‌ ​ ‌ ​​‌‍‌‌‌‍​ ‌ ‌​‌‍‍‌‌ ‌‍‌‍‌‌​ ‌‌ ​​‌ ‌‌‌‍​‍‌‍ ​‌‍‍‌‌ ​ ‌‍‍​‌‍‌‌‌‍‌​​‍​‍‌ ‌
View Offer​​​​‌ ‍ ​‍​‍‌‍ ‌ ​‍‌‍‍‌‌‍‌ ‌‍‍‌‌‍ ‍​‍​‍​ ‍‍​‍​‍‌ ​ ‌‍​‌‌‍ ‍‌‍‍‌‌ ‌​‌ ‍‌​‍ ‍‌‍‍‌‌‍ ​‍​‍​‍ ​​‍​‍‌‍‍​‌ ​‍‌‍‌‌‌‍‌‍​‍​‍​ ‍‍​‍​‍‌‍‍​‌ ‌​‌ ‌​‌ ​​‌ ​ ​ ‍‍​‍ ​‍ ‌‍ ​​‍ ‌‌‍​‌‌‍ ‍‌‍‌​​‍ ‌‌ ​‍​‍ ‌‌‍‍​‌‍ ‌ ‌​‌‍‌‌‌‍ ​‌ ​ ​‍ ‌‌ ​ ‌ ‌​‌ ‌‌‌‍‌​‌‍‍‌‌‍ ​‍ ‍‌ ‌‍‌‍‌‌‌ ​‍‌‍​ ‌‍‌‌‌‍ ​​‍ ‍‌‍​‌‌ ​​‌ ​​​‍ ‌‍‍‌‌‍ ‍‌ ‌​‌‍‌‌‌‍ ‍‌ ‌​​‍ ‌‍‌‌‌‍‌​‌‍‍‌‌ ‌​​‍ ‌‍ ‌‌‍ ‌‍‌​‌‍‌‌​ ‌‌ ​​‌ ​‍‌‍‌‌‌ ​ ‌‍‌‌‌‍ ‍‌ ‌​‌‍​‌‌ ‌​‌‍‍‌‌‍ ‌‍ ‍​ ‍ ‌‍‍‌‌‍‌​​ ‌‌‍​ ​ ‌ ​ ​ ​ ​‌​ ‍‌‌‍​‍‌‍​‌​ ‌‍​‍ ‌​ ‌‌​ ‌‍​ ‌ ‌‍​ ​‍ ‌​ ‌​​ ‌ ​ ‌‍‌‍​‌​‍ ‌​ ‍‌‌‍​‍​ ​‍​ ‌‌​‍ ‌‌‍‌‍​ ‍‌‌‍​‌​ ‍​​ ​‌​ ​‌​ ‍​​ ‍‌​ ‌‌​ ​‍​ ‌ ​ ‍‌​ ‍ ‌ ‌​‌ ‍‌‌ ​​‌‍‌‌​ ‌‌‍‍​‌‍ ‌ ‌​‌‍‌‌‌‍ ​‌‌​‍‌‍ ‌‍ ‌‍ ‌‌‌​ ‌ ‌‌‌‍‍‌‌ ‌​‌‍‌‌​ ‍ ‌ ​​‌‍​‌‌ ‌​‌‍‍​​ ‌‌ ​​‌‍​‌‌‍‌ ‌‍‌‌‌​​‍‌ ‌‌‌‍‍‌‌‍ ​‌‍‌​‌‍‌‌‌ ​‍​‍‌‌​ ‌‌‌​​‍‌‌ ‌‍‍ ‌‍‌‌‌ ‍‌​‍‌‌​ ​ ‌​‌​​‍‌‌​ ​ ‌​‌​​‍‌‌​ ​‍​ ​‍‌‍​ ​ ‌‍‌‍​‌‌‍​‍​ ‌‍‌‍​ ‌‍​ ‌‍​‍​ ‍‌​ ‌​‌‍​‍​ ‌‍​‍‌‌​ ​‍​ ​‍​‍‌‌​ ‌‌‌​‌​​‍ ‍‌‍‌‌‌‍ ‍‌ ‌​‌ ​‍‌‍‍‌‌‍‌‌‌ ​ ​‍‌‌​ ‌‌‌​​‍‌‌ ‌‍‍ ‌‍‌‌‌ ‍‌​‍‌‌​ ​ ‌​‌​​‍‌‌​ ​ ‌​‌​​‍‌‌​ ​‍​ ​‍‌‍‌​​ ​ ​ ‍​‌‍​‍‌‍​‌‌‍​ ​ ​‌‌‍​ ​ ​​​ ‌​​ ‌‍‌‍‌​​‍‌‌​ ​‍​ ​‍​‍‌‌​ ‌‌‌​‌​​‍ ‍‌ ​​‌ ​‍‌‍‍‌‌‍ ‌‌‍​‌‌ ​‍‌ ‍‌‌​​ ‌ ‌​‌‍​‌​‍ ‍‌‍ ​‌‍​‌‌‍​‍‌‍‌‌‌‍ ​​ ‌‍​‍‌‍​‌‌ ​ ‌‍‌‌‌‌‌‌‌ ​‍‌‍ ​​ ‌‌‍‍​‌ ‌​‌ ‌​‌ ​​‌ ​ ​‍‌‌​ ​ ‌​​‌​‍‌‌​ ​‍‌​‌‍​‍‌‌​ ​‍‌​‌‍‌‍ ​​‍ ‌‌‍​‌‌‍ ‍‌‍‌​​‍ ‌‌ ​‍​‍ ‌‌‍‍​‌‍ ‌ ‌​‌‍‌‌‌‍ ​‌ ​ ​‍ ‌‌ ​ ‌ ‌​‌ ‌‌‌‍‌​‌‍‍‌‌‍ ​‍ ‍‌ ‌‍‌‍‌‌‌ ​‍‌‍​ ‌‍‌‌‌‍ ​​‍ ‍‌‍​‌‌ ​​‌ ​​​‍‌‍‌‍‍‌‌‍‌​​ ‌‌‍​ ​ ‌ ​ ​ ​ ​‌​ ‍‌‌‍​‍‌‍​‌​ ‌‍​‍ ‌​ ‌‌​ ‌‍​ ‌ ‌‍​ ​‍ ‌​ ‌​​ ‌ ​ ‌‍‌‍​‌​‍ ‌​ ‍‌‌‍​‍​ ​‍​ ‌‌​‍ ‌‌‍‌‍​ ‍‌‌‍​‌​ ‍​​ ​‌​ ​‌​ ‍​​ ‍‌​ ‌‌​ ​‍​ ‌ ​ ‍‌​‍‌‍‌ ‌​‌ ‍‌‌ ​​‌‍‌‌​ ‌‌‍‍​‌‍ ‌ ‌​‌‍‌‌‌‍ ​‌‌​‍‌‍ ‌‍ ‌‍ ‌‌‌​ ‌ ‌‌‌‍‍‌‌ ‌​‌‍‌‌​‍‌‍‌ ​​‌‍​‌‌ ‌​‌‍‍​​ ‌‌ ​​‌‍​‌‌‍‌ ‌‍‌‌‌​​‍‌ ‌‌‌‍‍‌‌‍ ​‌‍‌​‌‍‌‌‌ ​‍​‍‌‌​ ‌‌‌​​‍‌‌ ‌‍‍ ‌‍‌‌‌ ‍‌​‍‌‌​ ​ ‌​‌​​‍‌‌​ ​ ‌​‌​​‍‌‌​ ​‍​ ​‍‌‍​ ​ ‌‍‌‍​‌‌‍​‍​ ‌‍‌‍​ ‌‍​ ‌‍​‍​ ‍‌​ ‌​‌‍​‍​ ‌‍​‍‌‌​ ​‍​ ​‍​‍‌‌​ ‌‌‌​‌​​‍ ‍‌‍‌‌‌‍ ‍‌ ‌​‌ ​‍‌‍‍‌‌‍‌‌‌ ​ ​‍‌‌​ ‌‌‌​​‍‌‌ ‌‍‍ ‌‍‌‌‌ ‍‌​‍‌‌​ ​ ‌​‌​​‍‌‌​ ​ ‌​‌​​‍‌‌​ ​‍​ ​‍‌‍‌​​ ​ ​ ‍​‌‍​‍‌‍​‌‌‍​ ​ ​‌‌‍​ ​ ​​​ ‌​​ ‌‍‌‍‌​​‍‌‌​ ​‍​ ​‍​‍‌‌​ ‌‌‌​‌​​‍ ‍‌ ​​‌ ​‍‌‍‍‌‌‍ ‌‌‍​‌‌ ​‍‌ ‍‌‌​​ ‌ ‌​‌‍​‌​‍ ‍‌‍ ​‌‍​‌‌‍​‍‌‍‌‌‌‍ ​​‍‌‍‌ ​​‌‍‌‌‌ ​‍‌ ​ ‌ ​​‌‍‌‌‌‍​ ‌ ‌​‌‍‍‌‌ ‌‍‌‍‌‌​ ‌‌ ​​‌ ‌‌‌‍​‍‌‍ ​‌‍‍‌‌ ​ ‌‍‍​‌‍‌‌‌‍‌​​‍​‍‌ ‌Explore all offers​​​​‌ ‍ ​‍​‍‌‍ ‌ ​‍‌‍‍‌‌‍‌ ‌‍‍‌‌‍ ‍​‍​‍​ ‍‍​‍​‍‌ ​ ‌‍​‌‌‍ ‍‌‍‍‌‌ ‌​‌ ‍‌​‍ ‍‌‍‍‌‌‍ ​‍​‍​‍ ​​‍​‍‌‍‍​‌ ​‍‌‍‌‌‌‍‌‍​‍​‍​ ‍‍​‍​‍‌‍‍​‌ ‌​‌ ‌​‌ ​​‌ ​ ​ ‍‍​‍ ​‍ ‌‍ ​​‍ ‌‌‍​‌‌‍ ‍‌‍‌​​‍ ‌‌ ​‍​‍ ‌‌‍‍​‌‍ ‌ ‌​‌‍‌‌‌‍ ​‌ ​ ​‍ ‌‌ ​ ‌ ‌​‌ ‌‌‌‍‌​‌‍‍‌‌‍ ​‍ ‍‌ ‌‍‌‍‌‌‌ ​‍‌‍​ ‌‍‌‌‌‍ ​​‍ ‍‌‍​‌‌ ​​‌ ​​​‍ ‌‍‍‌‌‍ ‍‌ ‌​‌‍‌‌‌‍ ‍‌ ‌​​‍ ‌‍‌‌‌‍‌​‌‍‍‌‌ ‌​​‍ ‌‍ ‌‌‍ ‌‍‌​‌‍‌‌​ ‌‌ ​​‌ ​‍‌‍‌‌‌ ​ ‌‍‌‌‌‍ ‍‌ ‌​‌‍​‌‌ ‌​‌‍‍‌‌‍ ‌‍ ‍​ ‍ ‌‍‍‌‌‍‌​​ ‌‌‍​ ​ ‌ ​ ​ ​ ​‌​ ‍‌‌‍​‍‌‍​‌​ ‌‍​‍ ‌​ ‌‌​ ‌‍​ ‌ ‌‍​ ​‍ ‌​ ‌​​ ‌ ​ ‌‍‌‍​‌​‍ ‌​ ‍‌‌‍​‍​ ​‍​ ‌‌​‍ ‌‌‍‌‍​ ‍‌‌‍​‌​ ‍​​ ​‌​ ​‌​ ‍​​ ‍‌​ ‌‌​ ​‍​ ‌ ​ ‍‌​ ‍ ‌ ‌​‌ ‍‌‌ ​​‌‍‌‌​ ‌‌‍‍​‌‍ ‌ ‌​‌‍‌‌‌‍ ​‌‌​‍‌‍ ‌‍ ‌‍ ‌‌‌​ ‌ ‌‌‌‍‍‌‌ ‌​‌‍‌‌​ ‍ ‌ ​​‌‍​‌‌ ‌​‌‍‍​​ ‌‌ ​​‌‍​‌‌‍‌ ‌‍‌‌‌​​‍‌ ‌‌‌‍‍‌‌‍ ​‌‍‌​‌‍‌‌‌ ​‍​‍‌‌​ ‌‌‌​​‍‌‌ ‌‍‍ ‌‍‌‌‌ ‍‌​‍‌‌​ ​ ‌​‌​​‍‌‌​ ​ ‌​‌​​‍‌‌​ ​‍​ ​‍‌‍​ ​ ‌‍‌‍​‌‌‍​‍​ ‌‍‌‍​ ‌‍​ ‌‍​‍​ ‍‌​ ‌​‌‍​‍​ ‌‍​‍‌‌​ ​‍​ ​‍​‍‌‌​ ‌‌‌​‌​​‍ ‍‌‍‌‌‌‍ ‍‌ ‌​‌ ​‍‌‍‍‌‌‍‌‌‌ ​ ​‍‌‌​ ‌‌‌​​‍‌‌ ‌‍‍ ‌‍‌‌‌ ‍‌​‍‌‌​ ​ ‌​‌​​‍‌‌​ ​ ‌​‌​​‍‌‌​ ​‍​ ​‍‌‍‌​​ ​ ​ ‍​‌‍​‍‌‍​‌‌‍​ ​ ​‌‌‍​ ​ ​​​ ‌​​ ‌‍‌‍‌​​‍‌‌​ ​‍​ ​‍​‍‌‌​ ‌‌‌​‌​​‍ ‍‌ ​ ‌‍‌‌‌‍​ ‌‍ ‌‍ ‍‌‍‌​‌‍​‌‌ ​‍‌ ‍‌‌​​ ‌ ‌​‌‍​‌​‍ ‍‌‍ ​‌‍​‌‌‍​‍‌‍‌‌‌‍ ​​ ‌‍​‍‌‍​‌‌ ​ ‌‍‌‌‌‌‌‌‌ ​‍‌‍ ​​ ‌‌‍‍​‌ ‌​‌ ‌​‌ ​​‌ ​ ​‍‌‌​ ​ ‌​​‌​‍‌‌​ ​‍‌​‌‍​‍‌‌​ ​‍‌​‌‍‌‍ ​​‍ ‌‌‍​‌‌‍ ‍‌‍‌​​‍ ‌‌ ​‍​‍ ‌‌‍‍​‌‍ ‌ ‌​‌‍‌‌‌‍ ​‌ ​ ​‍ ‌‌ ​ ‌ ‌​‌ ‌‌‌‍‌​‌‍‍‌‌‍ ​‍ ‍‌ ‌‍‌‍‌‌‌ ​‍‌‍​ ‌‍‌‌‌‍ ​​‍ ‍‌‍​‌‌ ​​‌ ​​​‍‌‍‌‍‍‌‌‍‌​​ ‌‌‍​ ​ ‌ ​ ​ ​ ​‌​ ‍‌‌‍​‍‌‍​‌​ ‌‍​‍ ‌​ ‌‌​ ‌‍​ ‌ ‌‍​ ​‍ ‌​ ‌​​ ‌ ​ ‌‍‌‍​‌​‍ ‌​ ‍‌‌‍​‍​ ​‍​ ‌‌​‍ ‌‌‍‌‍​ ‍‌‌‍​‌​ ‍​​ ​‌​ ​‌​ ‍​​ ‍‌​ ‌‌​ ​‍​ ‌ ​ ‍‌​‍‌‍‌ ‌​‌ ‍‌‌ ​​‌‍‌‌​ ‌‌‍‍​‌‍ ‌ ‌​‌‍‌‌‌‍ ​‌‌​‍‌‍ ‌‍ ‌‍ ‌‌‌​ ‌ ‌‌‌‍‍‌‌ ‌​‌‍‌‌​‍‌‍‌ ​​‌‍​‌‌ ‌​‌‍‍​​ ‌‌ ​​‌‍​‌‌‍‌ ‌‍‌‌‌​​‍‌ ‌‌‌‍‍‌‌‍ ​‌‍‌​‌‍‌‌‌ ​‍​‍‌‌​ ‌‌‌​​‍‌‌ ‌‍‍ ‌‍‌‌‌ ‍‌​‍‌‌​ ​ ‌​‌​​‍‌‌​ ​ ‌​‌​​‍‌‌​ ​‍​ ​‍‌‍​ ​ ‌‍‌‍​‌‌‍​‍​ ‌‍‌‍​ ‌‍​ ‌‍​‍​ ‍‌​ ‌​‌‍​‍​ ‌‍​‍‌‌​ ​‍​ ​‍​‍‌‌​ ‌‌‌​‌​​‍ ‍‌‍‌‌‌‍ ‍‌ ‌​‌ ​‍‌‍‍‌‌‍‌‌‌ ​ ​‍‌‌​ ‌‌‌​​‍‌‌ ‌‍‍ ‌‍‌‌‌ ‍‌​‍‌‌​ ​ ‌​‌​​‍‌‌​ ​ ‌​‌​​‍‌‌​ ​‍​ ​‍‌‍‌​​ ​ ​ ‍​‌‍​‍‌‍​‌‌‍​ ​ ​‌‌‍​ ​ ​​​ ‌​​ ‌‍‌‍‌​​‍‌‌​ ​‍​ ​‍​‍‌‌​ ‌‌‌​‌​​‍ ‍‌ ​ ‌‍‌‌‌‍​ ‌‍ ‌‍ ‍‌‍‌​‌‍​‌‌ ​‍‌ ‍‌‌​​ ‌ ‌​‌‍​‌​‍ ‍‌‍ ​‌‍​‌‌‍​‍‌‍‌‌‌‍ ​​‍‌‍‌ ​​‌‍‌‌‌ ​‍‌ ​ ‌ ​​‌‍‌‌‌‍​ ‌ ‌​‌‍‍‌‌ ‌‍‌‍‌‌​ ‌‌ ​​‌ ‌‌‌‍​‍‌‍ ​‌‍‍‌‌ ​ ‌‍‍​‌‍‌‌‌‍‌​​‍​‍‌ ‌